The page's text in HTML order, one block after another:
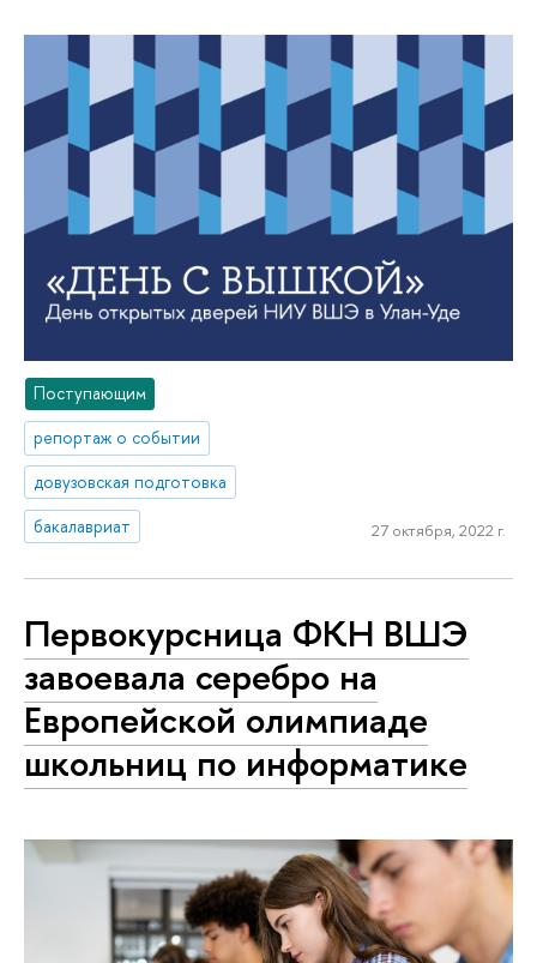
Поступающим
репортаж о событии
довузовская подготовка
бакалавриат
27 октября, 2022 г.
Первокурсница ФКН ВШЭ
завоевала серебро на
Европейской олимпиаде
школьниц по информатике